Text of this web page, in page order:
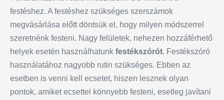
festéshez. A festéshez szükséges szerszámok
megvásárlása előtt döntsük el, hogy milyen módszerrel
szeretnénk festeni. Nagy felületek, nehezen hozzáférhető
helyek esetén használhatunk festékszórót. Festékszóró
használatához nagyobb rutin szükséges. Ebben az
esetben is venni kell ecsetet, hiszen lesznek olyan
pontok, amiket ecsettel könnyebb festeni, esetleg javítani